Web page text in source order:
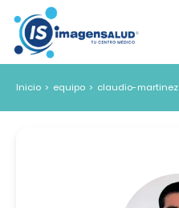
Inicio > equipo > claudio-martinez